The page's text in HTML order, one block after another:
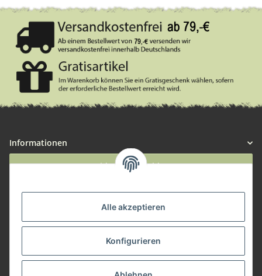
Alle akzeptieren
Konfigurieren
Informationen
Widerruf anmelden
Herstellerinformationen